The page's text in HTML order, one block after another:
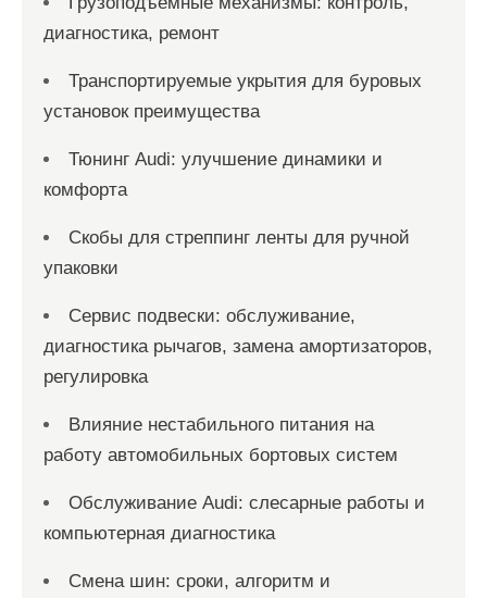
диагностика, ремонт
Транспортируемые укрытия для буровых
установок преимущества
Тюнинг Audi: улучшение динамики и
комфорта
Скобы для стреппинг ленты для ручной
упаковки
Сервис подвески: обслуживание,
диагностика рычагов, замена амортизаторов,
регулировка
Влияние нестабильного питания на
работу автомобильных бортовых систем
Обслуживание Audi: слесарные работы и
компьютерная диагностика
Смена шин: сроки, алгоритм и